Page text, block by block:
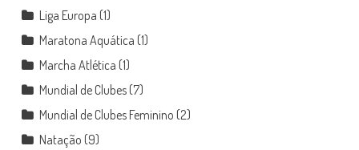
Liga Europa (1)
Maratona Aquática (1)
Marcha Atlética (1)
Mundial de Clubes(7)
Mundial de Clubes Feminino (2)
Natação (9)